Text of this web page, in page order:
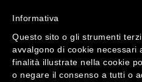
Informativa
Questo sito o gli strumenti
avvalgono di cookie necessari
finalità illustrate nella cookie
o negare il consenso a tutti o